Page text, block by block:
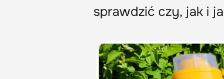
sprawdzić czy, jak i